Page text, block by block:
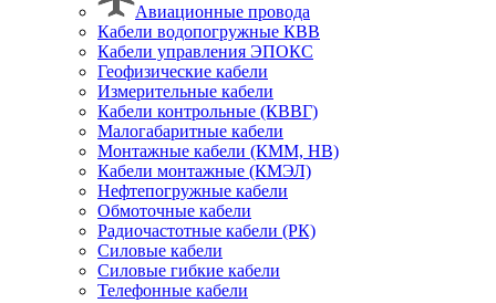
Авиационные провода
Кабели водопогружные КВВ
Кабели управления ЭПОКС
Геофизические кабели
Измерительные кабели
Кабели контрольные (КВВГ)
Малогабаритные кабели
Монтажные кабели (КММ, НВ)
Кабели монтажные (КМЭЛ)
Нефтепогружные кабели
Обмоточные кабели
Радиочастотные кабели (РК)
Силовые кабели
Силовые гибкие кабели
Телефонные кабели